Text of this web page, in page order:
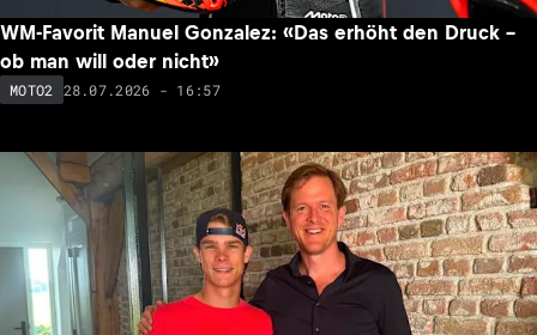
WM-Favorit Manuel Gonzalez: «Das erhöht den Druck –
ob man will oder nicht»
MOTO2 28.07.2026 - 16:57